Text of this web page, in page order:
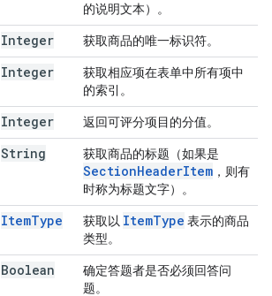
的说明文本）。
Integer 获取商品的唯一标识符。
Integer
获取相应项在表单中所有项中
的索引。
Integer 返回可评分项目的分值。
String 获取商品的标题（如果是
SectionHeaderItem ，则有
时称为标题文字）。
ItemType 获取以 ItemType 表示的商品
类型。
Boolean
确定答题者是否必须回答问
题。